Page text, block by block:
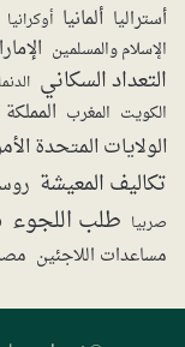
أستراليا ألمانيا أوكرانيا
الإسلام والمسلمين
التعداد السكاني
الكويت المغرب
الولايات المتحدة
تكاليف المعيشة
صربيا طلب اللجوء
مساعدات اللاجئين